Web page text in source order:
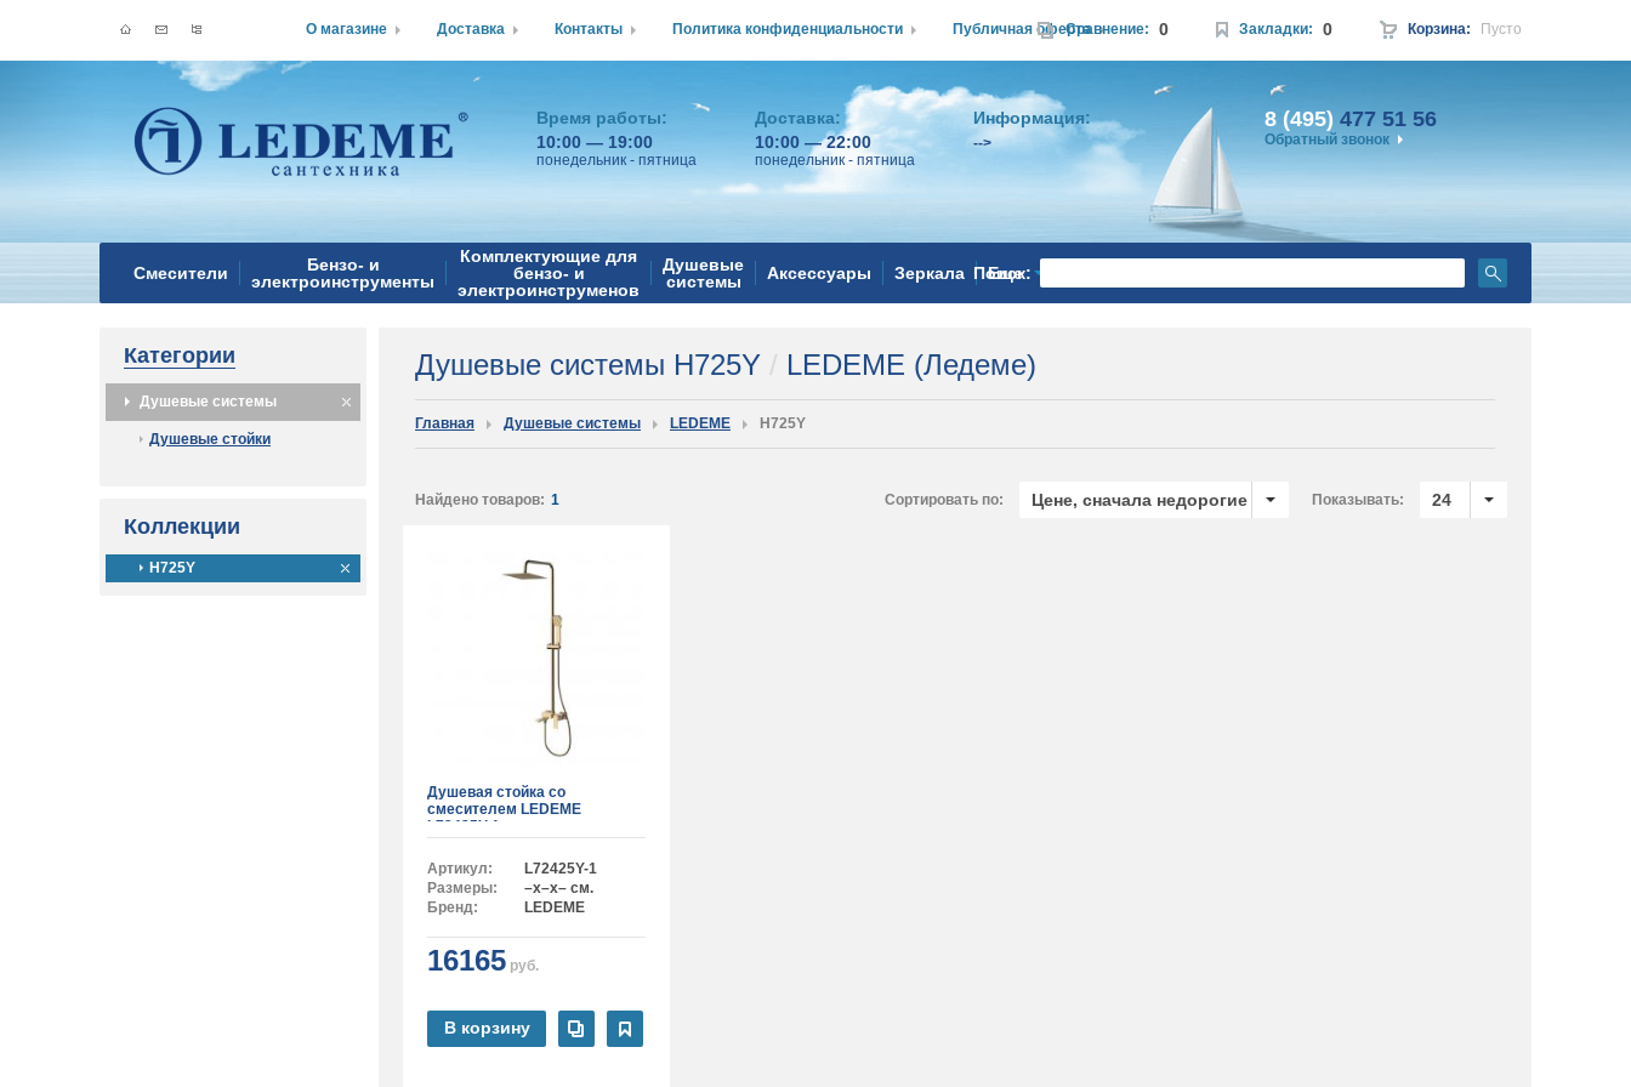
Время работы:
10:00 — 19:00
понедельник - пятница
Доставка:
10:00 — 22:00
понедельник - пятница
Информация:
-->
8 (495) 477 51 56
Обратный звонок
Смесители
Бензо- и
электроинструменты
Комплектующие для
бензо- и
электроинструменов
Душевые
системы
Аксессуары Зеркала Еще
Поиск:
Категории
Душевые системы
Душевые стойки
Коллекции
H725Y
Душевые системы H725Y / LEDEME (Ледеме)
Главная Душевые системы LEDEME H725Y
Найдено товаров: 1 Показывать: 24
Сортировать по: Цене, сначала недорогие
Душевая стойка со
смесителем LEDEME
L72425Y-1
Артикул:
L72425Y-1
Размеры:
–x–x– см.
Бренд:
LEDEME
16165 руб.
В корзину
О магазине Доставка Контакты Политика конфиденциальности Публичная оферта Корзина: Пусто
Закладки: 0
Сравнение: 0